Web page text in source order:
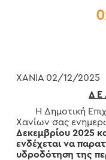
ΧΑΝΙΑ 02/12/2025
Δ Ε
Η Δημοτική
Χανίων σας
Δεκεμβρίου 2025
ενδέχεται να
υδροδότηση της